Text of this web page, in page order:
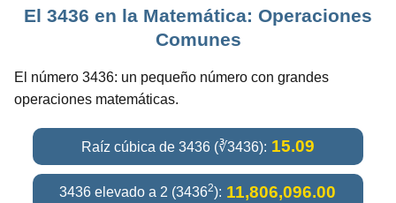
El 3436 en la Matemática: Operaciones
Comunes
El número 3436: un pequeño número con grandes
operaciones matemáticas.
Raíz cúbica de 3436 (∛3436): 15.09
3436 elevado a 2 (34362): 11,806,096.00